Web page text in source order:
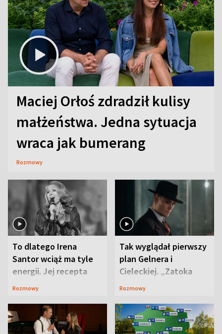
Maciej Orłoś zdradził kulisy
małżeństwa. Jedna sytuacja
wraca jak bumerang
Rozmowy
To dlatego Irena
Santor wciąż ma tyle
energii. Jej recepta
jest zaskakująco
Rozmowy
Tak wyglądał pierwszy
plan Gelnera i
Cieleckiej. „Zatoka
szpiegów” od razu ich
Rozmowy